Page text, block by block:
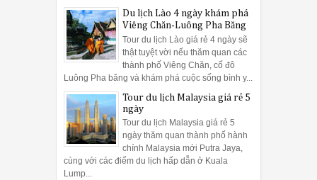
Du lịch Lào 4 ngày khám phá
Viêng Chăn-Luông Pha Băng
Tour du lịch Lào giá rẻ 4 ngày sẽ
thật tuyệt vời nếu thăm quan các
thành phố Viêng Chăn, cố đô
Luông Pha băng và khám phá cuộc sống bình y...
Tour du lịch Malaysia giá rẻ 5
ngày
Tour du lịch Malaysia giá rẻ 5
ngày thăm quan thành phố hành
chính Malaysia mới Putra Jaya,
cùng với các điểm du lịch hấp dẫn ở Kuala
Lump...